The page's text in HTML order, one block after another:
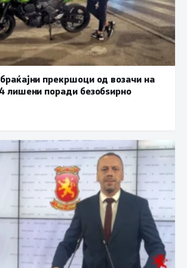
прекршоци од возачи на
лишени поради безобѕирно